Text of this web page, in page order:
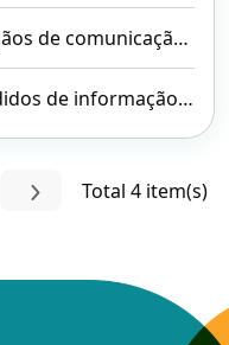
ambiental da obra de ampliação do Aeroporto Internacional de Macau”
sobre a greve pretendida pela Associação dos Pilotos Aéreos Eva Airways
Total 4 item(s)